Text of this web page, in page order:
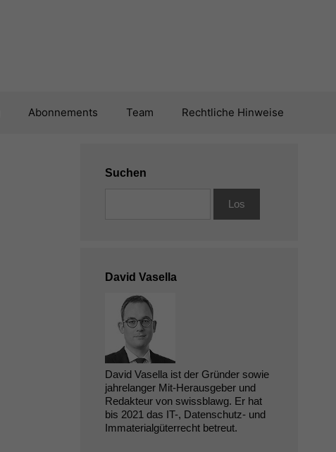
Abonnements Team Rechtliche Hinweise
Suchen
David Vasella
David Vasella ist der Gründer sowie
jahrelanger Mit-Herausgeber und
Redakteur von swissblawg. Er hat
bis 2021 das IT-, Datenschutz- und
Immaterialgüterrecht betreut.